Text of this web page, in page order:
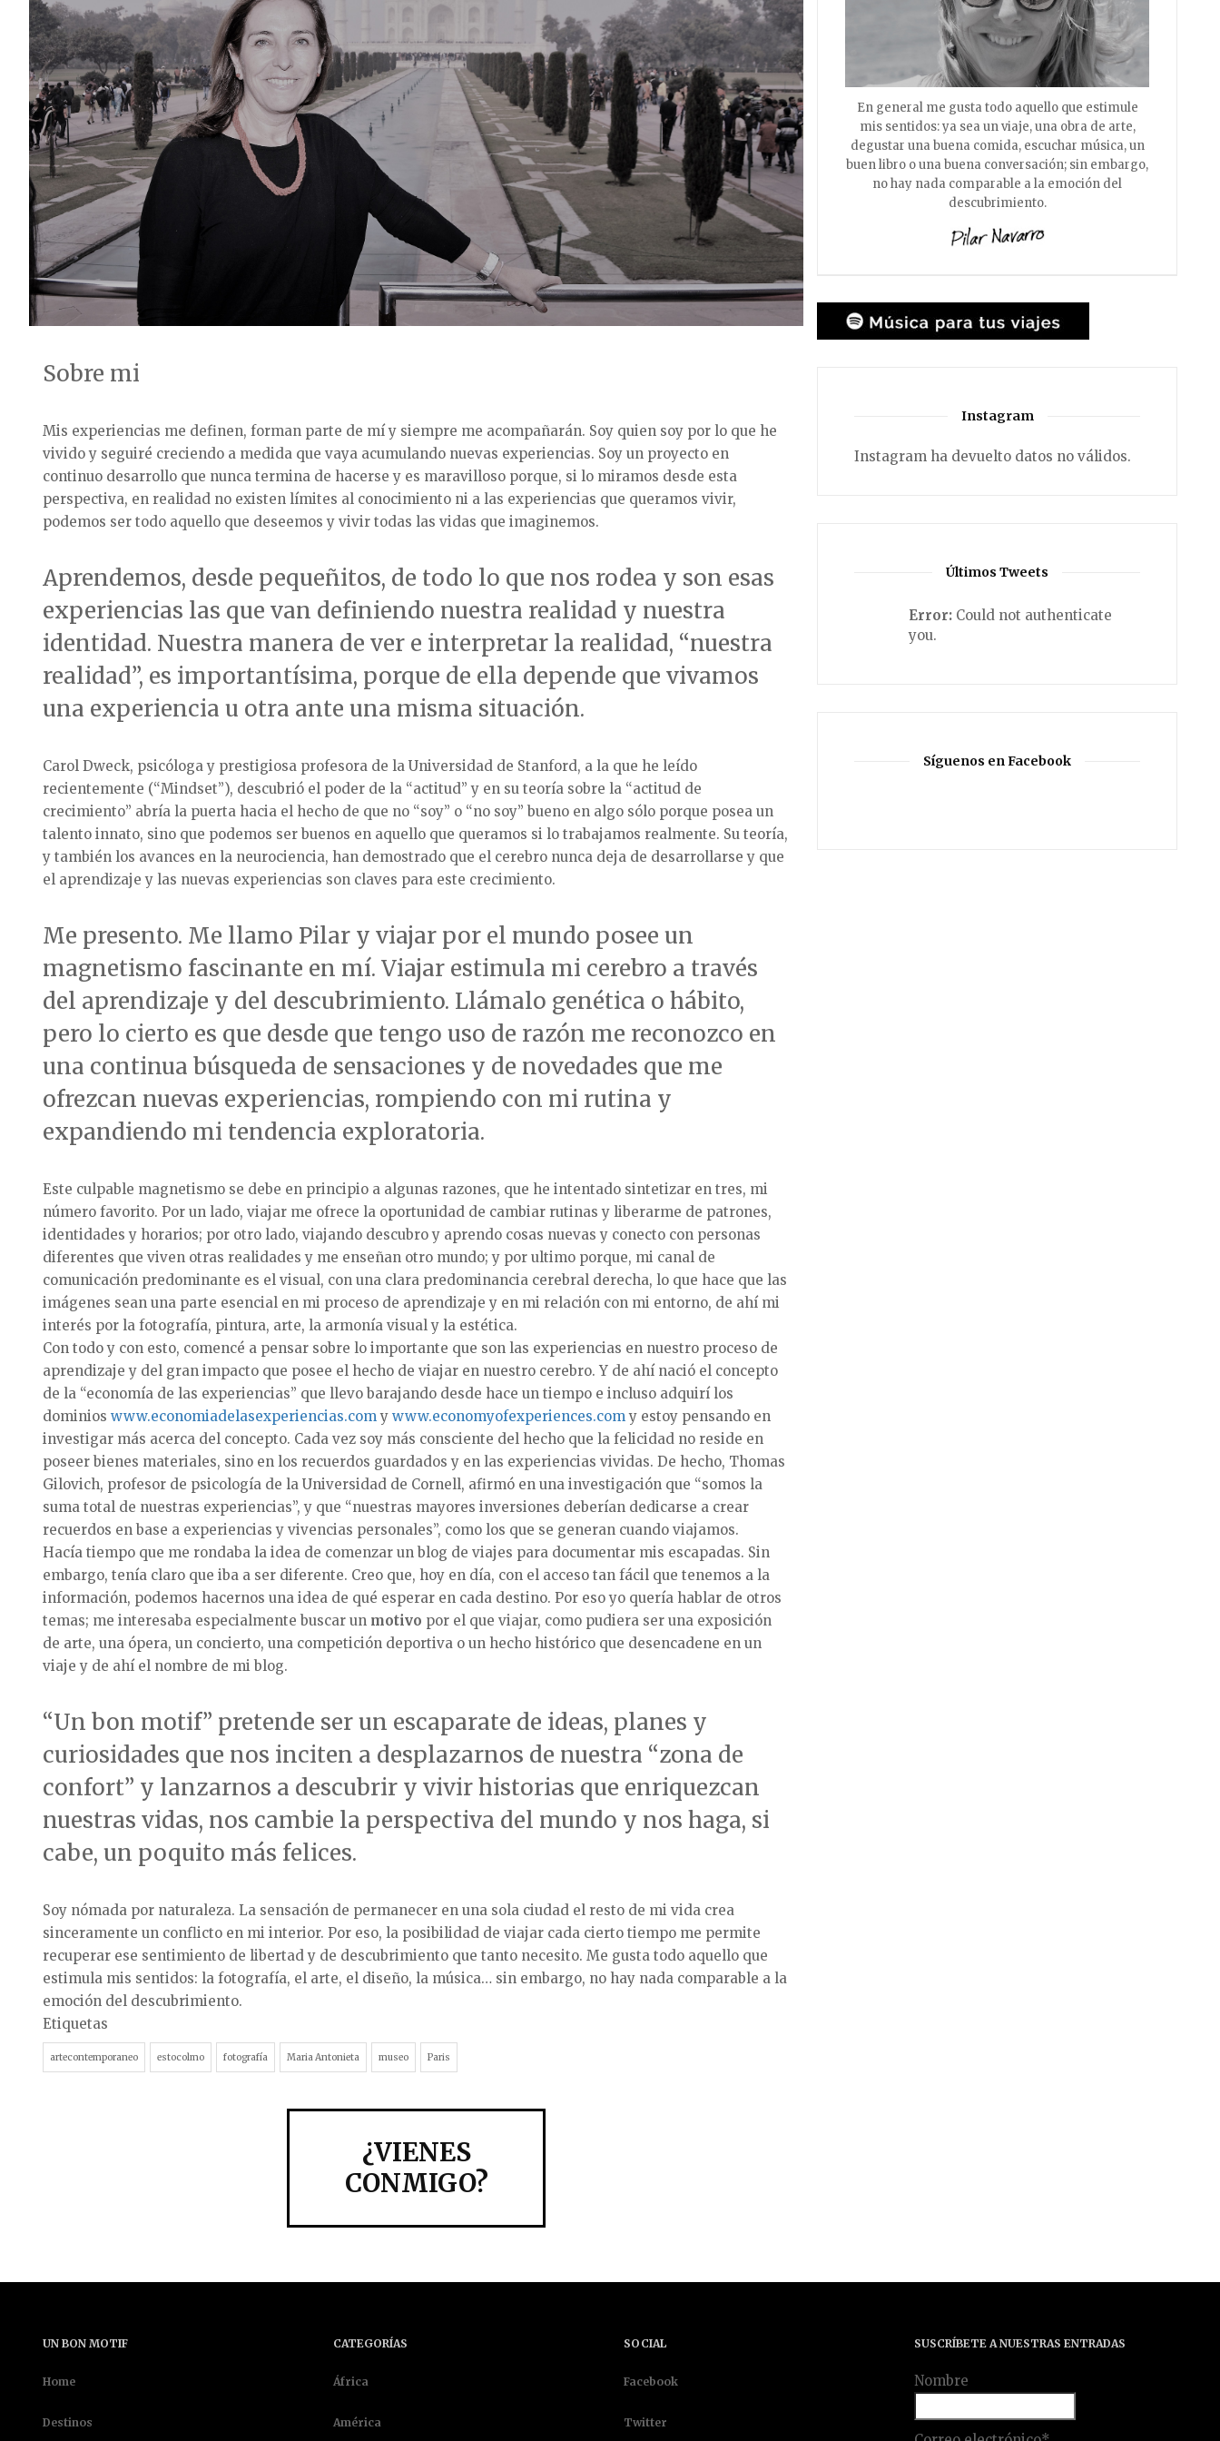
Sobre mi
Mis experiencias me definen, forman parte de mí y siempre me acompañarán. Soy quien soy por lo que he
vivido y seguiré creciendo a medida que vaya acumulando nuevas experiencias. Soy un proyecto en
continuo desarrollo que nunca termina de hacerse y es maravilloso porque, si lo miramos desde esta
perspectiva, en realidad no existen límites al conocimiento ni a las experiencias que queramos vivir,
podemos ser todo aquello que deseemos y vivir todas las vidas que imaginemos.
Aprendemos, desde pequeñitos, de todo lo que nos rodea y son esas
experiencias las que van definiendo nuestra realidad y nuestra
identidad. Nuestra manera de ver e interpretar la realidad, “nuestra
realidad”, es importantísima, porque de ella depende que vivamos
una experiencia u otra ante una misma situación.
Carol Dweck, psicóloga y prestigiosa profesora de la Universidad de Stanford, a la que he leído
recientemente (“Mindset”), descubrió el poder de la “actitud” y en su teoría sobre la “actitud de
crecimiento” abría la puerta hacia el hecho de que no “soy” o “no soy” bueno en algo sólo porque posea un
talento innato, sino que podemos ser buenos en aquello que queramos si lo trabajamos realmente. Su teoría,
y también los avances en la neurociencia, han demostrado que el cerebro nunca deja de desarrollarse y que
el aprendizaje y las nuevas experiencias son claves para este crecimiento.
Me presento. Me llamo Pilar y viajar por el mundo posee un
magnetismo fascinante en mí. Viajar estimula mi cerebro a través
del aprendizaje y del descubrimiento. Llámalo genética o hábito,
pero lo cierto es que desde que tengo uso de razón me reconozco en
una continua búsqueda de sensaciones y de novedades que me
ofrezcan nuevas experiencias, rompiendo con mi rutina y
expandiendo mi tendencia exploratoria.
Este culpable magnetismo se debe en principio a algunas razones, que he intentado sintetizar en tres, mi
número favorito. Por un lado, viajar me ofrece la oportunidad de cambiar rutinas y liberarme de patrones,
identidades y horarios; por otro lado, viajando descubro y aprendo cosas nuevas y conecto con personas
diferentes que viven otras realidades y me enseñan otro mundo; y por ultimo porque, mi canal de
comunicación predominante es el visual, con una clara predominancia cerebral derecha, lo que hace que las
imágenes sean una parte esencial en mi proceso de aprendizaje y en mi relación con mi entorno, de ahí mi
interés por la fotografía, pintura, arte, la armonía visual y la estética.
Con todo y con esto, comencé a pensar sobre lo importante que son las experiencias en nuestro proceso de
aprendizaje y del gran impacto que posee el hecho de viajar en nuestro cerebro. Y de ahí nació el concepto
de la “economía de las experiencias” que llevo barajando desde hace un tiempo e incluso adquirí los
dominios www.economiadelasexperiencias.comy www.economyofexperiences.comy estoy pensando en
investigar más acerca del concepto. Cada vez soy más consciente del hecho que la felicidad no reside en
poseer bienes materiales, sino en los recuerdos guardados y en las experiencias vividas. De hecho, Thomas
Gilovich, profesor de psicología de la Universidad de Cornell, afirmó en una investigación que “somos la
suma total de nuestras experiencias”, y que “nuestras mayores inversiones deberían dedicarse a crear
recuerdos en base a experiencias y vivencias personales”, como los que se generan cuando viajamos.
Hacía tiempo que me rondaba la idea de comenzar un blog de viajes para documentar mis escapadas. Sin
embargo, tenía claro que iba a ser diferente. Creo que, hoy en día, con el acceso tan fácil que tenemos a la
información, podemos hacernos una idea de qué esperar en cada destino. Por eso yo quería hablar de otros
temas; me interesaba especialmente buscar un motivo por el que viajar, como pudiera ser una exposición
de arte, una ópera, un concierto, una competición deportiva o un hecho histórico que desencadene en un
viaje y de ahí el nombre de mi blog.
“Un bon motif” pretende ser un escaparate de ideas, planes y
curiosidades que nos inciten a desplazarnos de nuestra “zona de
confort” y lanzarnos a descubrir y vivir historias que enriquezcan
nuestras vidas, nos cambie la perspectiva del mundo y nos haga, si
cabe, un poquito más felices.
Soy nómada por naturaleza. La sensación de permanecer en una sola ciudad el resto de mi vida crea
sinceramente un conflicto en mi interior. Por eso, la posibilidad de viajar cada cierto tiempo me permite
recuperar ese sentimiento de libertad y de descubrimiento que tanto necesito. Me gusta todo aquello que
estimula mis sentidos: la fotografía, el arte, el diseño, la música… sin embargo, no hay nada comparable a la
emoción del descubrimiento.
Etiquetas
artecontemporaneo estocolmo fotografía Maria Antonieta museo Paris
¿VIENES
CONMIGO?
En general me gusta todo aquello que estimule
mis sentidos: ya sea un viaje, una obra de arte,
degustar una buena comida, escuchar música, un
buen libro o una buena conversación; sin embargo,
no hay nada comparable a la emoción del
descubrimiento.
Instagram
Instagram ha devuelto datos no válidos.
Últimos Tweets
Error: Could not authenticate
you.
Síguenos en Facebook
UN BON MOTIF
Home
Destinos
CATEGORÍAS
África
América
SOCIAL
Facebook
Twitter
SUSCRÍBETE A NUESTRAS ENTRADAS
Nombre